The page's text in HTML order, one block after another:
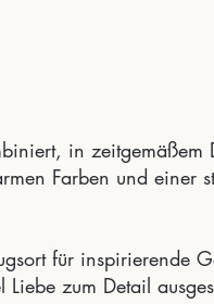
in zeitgemäßem
Farben und einer
für inspirierende
zum Detail